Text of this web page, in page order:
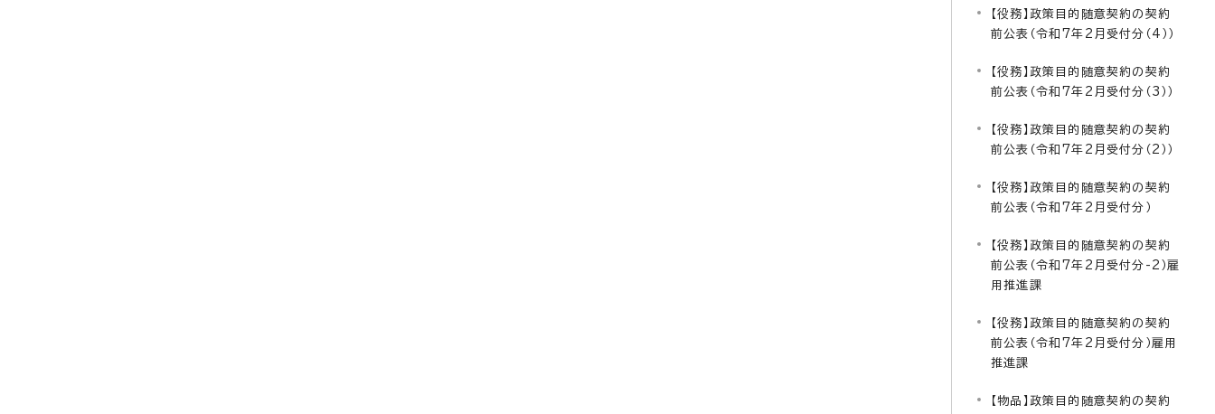
【役務】政策目的随意契約の契約
前公表（令和7年2月受付分（4））
【役務】政策目的随意契約の契約
前公表（令和7年2月受付分（3））
【役務】政策目的随意契約の契約
前公表（令和7年2月受付分（2））
【役務】政策目的随意契約の契約
前公表（令和7年2月受付分）
【役務】政策目的随意契約の契約
前公表（令和7年2月受付分-2）雇
用推進課
【役務】政策目的随意契約の契約
前公表（令和7年2月受付分）雇用
推進課
【物品】政策目的随意契約の契約